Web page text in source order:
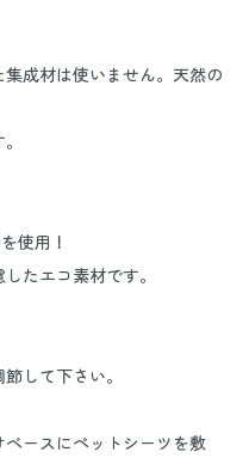
成材は使いません。天然の
使用！
たエコ素材です。
して下さい。
ースにペットシーツを敷